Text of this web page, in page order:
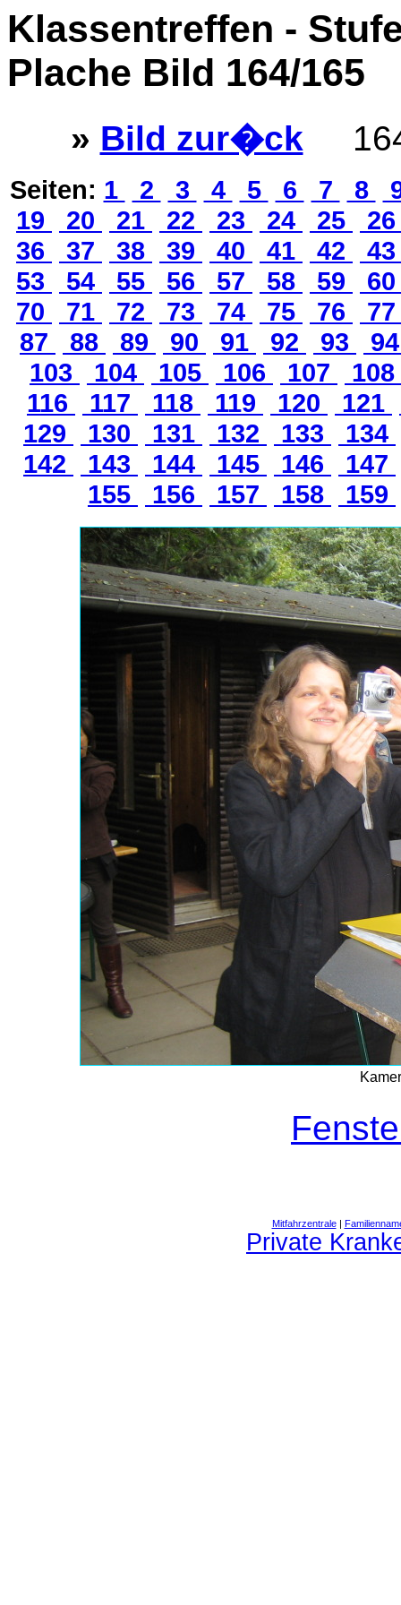
Klassentreffen -
Plache Bild 164/165
» Bild zur�ck
Seiten: 1 2 3 4 5 6 7 8
19
20 21 22 23 24 25
36
37 38 39 40 41 42
53
54 55 56 57 58 59
70
71 72 73 74 75 76
87
88 89 90 91 92 93
103
104 105 106 107
108
116
117 118 119 120 121
129
130 131 132 133
134
142
143 144 145 146
147
155
156 157 158 159
Mitfahrzentrale|
Private